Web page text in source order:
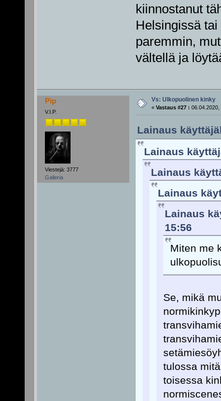
kiinnostanut
Helsingissä
paremmin,
vältellä ja
Pip
V.I.P.
Viestejä: 3777
Galleria
Vs: Ulkopuolinen kinky
« Vastaus #27 : 06.04.2020,
Lainaus
Lainaus
Lainaus
Lainaus
Lainaus
15:56
Miten me
Se, mikä
tulossa
toisessa